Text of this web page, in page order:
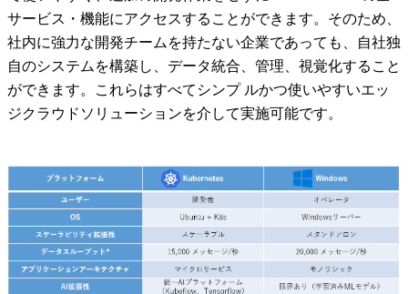
サービス・機能にアクセスすることができます。そのため、
社内に強力な開発チームを持たない企業であっても、自社独
自のシステムを構築し、データ統合、管理、視覚化すること
ができます。これらはすべてシンプ ルかつ使いやすいエッ
ジクラウドソリューションを介して実施可能です。